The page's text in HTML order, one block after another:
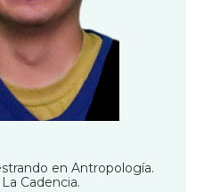
en Antropología.
Cadencia.